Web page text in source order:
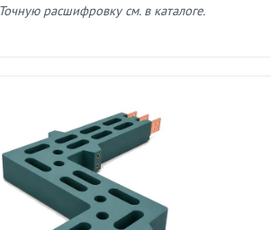
расшифровку см. в каталоге.